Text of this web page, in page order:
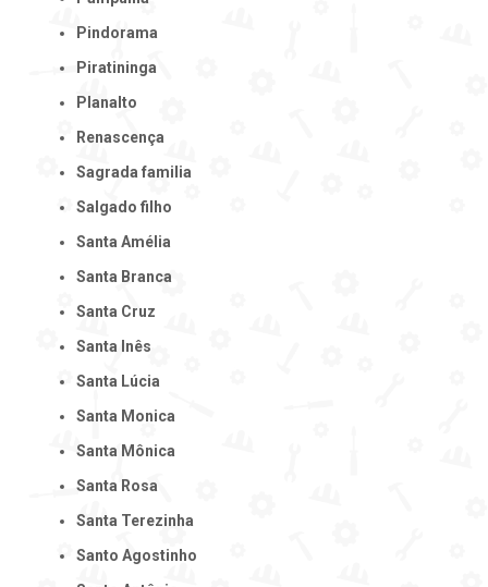
Pindorama
Piratininga
Planalto
Renascença
Sagrada familia
Salgado filho
Santa Amélia
Santa Branca
Santa Cruz
Santa Inês
Santa Lúcia
Santa Monica
Santa Mônica
Santa Rosa
Santa Terezinha
Santo Agostinho